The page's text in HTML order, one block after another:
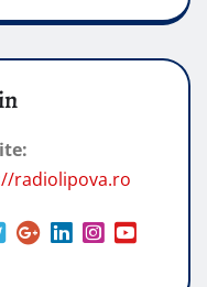
radiolipova.ro